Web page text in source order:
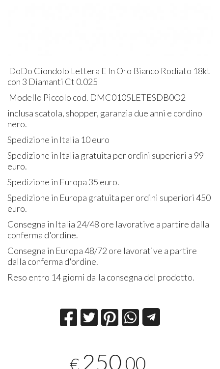
DoDo Ciondolo Lettera E In Oro Bianco Rodiato 18kt
con 3 Diamanti Ct 0.025
Modello Piccolo cod. DMC0105LETESDB0O2
inclusa scatola, shopper, garanzia due anni e cordino
nero.
Spedizione in Italia 10 euro
Spedizione in Italia gratuita per ordini superiori a 99
euro.
Spedizione in Europa 35 euro.
Spedizione in Europa gratuita per ordini superiori 450
euro.
Consegna in Italia 24/48 ore lavorative a partire dalla
conferma d'ordine.
Consegna in Europa 48/72 ore lavorative a partire
dalla conferma d'ordine.
Reso entro 14 giorni dalla consegna del prodotto.
€ 250,00